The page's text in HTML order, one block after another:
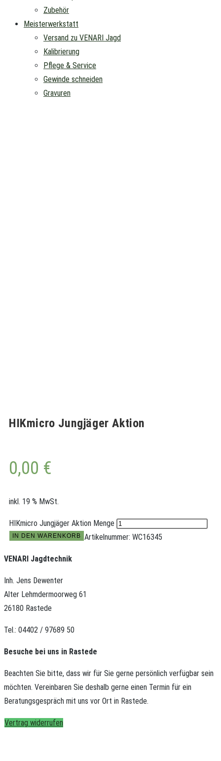
Zubehör
Meisterwerkstatt
Versand zu VENARI Jagd
Kalibrierung
Pflege & Service
Gewinde schneiden
Gravuren
HIKmicro Jungjäger Aktion
0,00 €
inkl. 19 % MwSt.
HIKmicro Jungjäger Aktion Menge
IN DEN WARENKORB Artikelnummer: WC16345
VENARI Jagdtechnik
Inh. Jens Dewenter
Alter Lehmdermoorweg 61
26180 Rastede
Tel.: 04402 / 97689 50
Besuche bei uns in Rastede
Beachten Sie bitte, dass wir für Sie gerne persönlich verfügbar sein
möchten. Vereinbaren Sie deshalb gerne einen Termin für ein
Beratungsgespräch mit uns vor Ort in Rastede.
Vertrag widerrufen